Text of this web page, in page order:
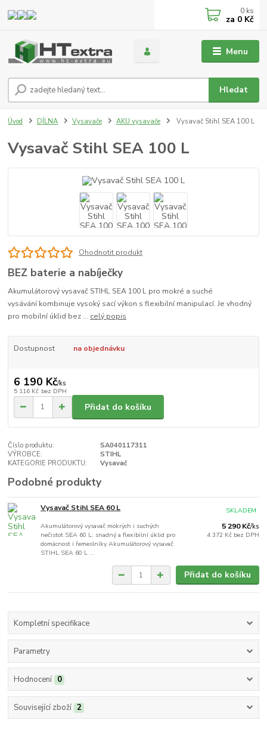
Menu
Hledat
0 ks
za 0 Kč
Úvod DÍLNA Vysavače AKU vysavače Vysavač Stihl SEA 100 L
Vysavač Stihl SEA 100 L
Ohodnotit produkt
BEZ baterie a nabíječky
Akumulátorový vysavač STIHL SEA 100 L pro mokré a suché
vysávání kombinuje vysoký sací výkon s flexibilní manipulací. Je vhodný
pro mobilní úklid bez ... celý popis
Dostupnost na objednávku
6 190 Kč/ks
5 116 Kč bez DPH
Přidat do košíku
Číslo produktu:
SA040117311
VÝROBCE:
STIHL
KATEGORIE PRODUKTU:
Vysavač
Podobné produkty
Vysavač Stihl SEA 60 L
Akumulátorový vysavač mokrých i suchých
nečistot SEA 60 L: snadný a flexibilní úklid pro
domácnost i řemeslníky Akumulátorový vysavač
STIHL SEA 60 L ...
5 290 Kč/ks
4 372 Kč bez DPH
SKLADEM
Přidat do košíku
Kompletní specifikace
Parametry
Hodnocení 0
Související zboží 2